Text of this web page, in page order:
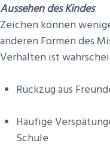
Aussehen des Kindes
Zeichen können
anderen Formen des
Verhalten ist
Rückzug aus
Häufige
Schule